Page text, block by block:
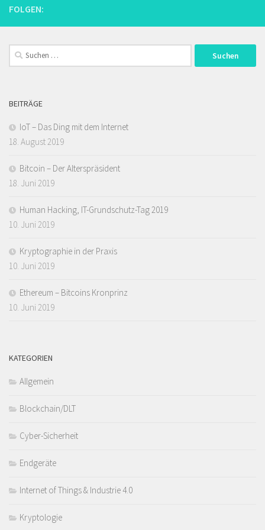
FOLGEN:
Suchen
nach:
BEITRÄGE
IoT – Das Ding mit dem Internet
18. August 2019
Bitcoin – Der Alterspräsident
18. Juni 2019
Human Hacking, IT-Grundschutz-Tag 2019
10. Juni 2019
Kryptographie in der Praxis
10. Juni 2019
Ethereum – Bitcoins Kronprinz
10. Juni 2019
KATEGORIEN
Allgemein
Blockchain/DLT
Cyber-Sicherheit
Endgeräte
Internet of Things & Industrie 4.0
Kryptologie